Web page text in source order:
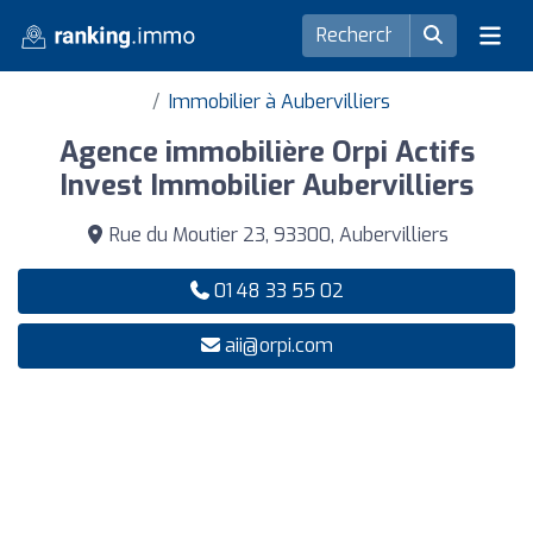
Immobilier à Aubervilliers
Agence immobilière Orpi Actifs
Invest Immobilier Aubervilliers
Rue du Moutier 23, 93300, Aubervilliers
01 48 33 55 02
aii@orpi.com